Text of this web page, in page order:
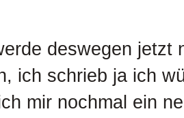
deswegen jetzt
ich schrieb ja ich
mir nochmal ein